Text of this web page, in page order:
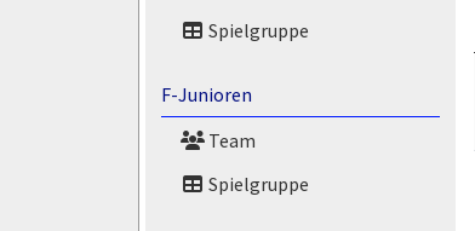
Spielgruppe
F-Junioren
Team
Spielgruppe